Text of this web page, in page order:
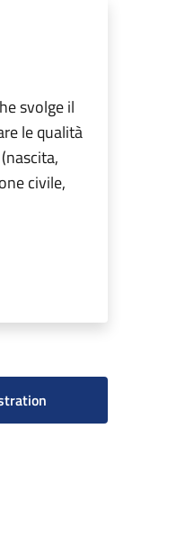
svolge il
le qualità
civile,